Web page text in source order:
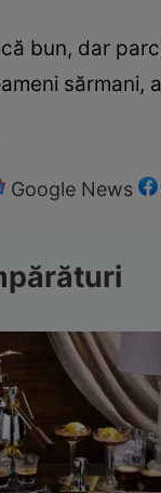
bun, dar
sărmani,
Google News